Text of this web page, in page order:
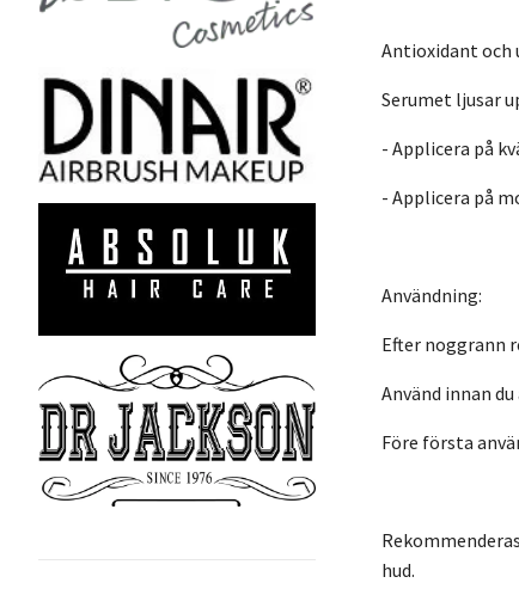
Antioxidant och
Serumet ljusar
- Applicera på
- Applicera på
Användning:
Efter noggrann
Använd innan
Före första
hud.